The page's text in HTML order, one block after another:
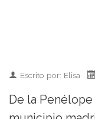
Escrito por: Elisa
De la